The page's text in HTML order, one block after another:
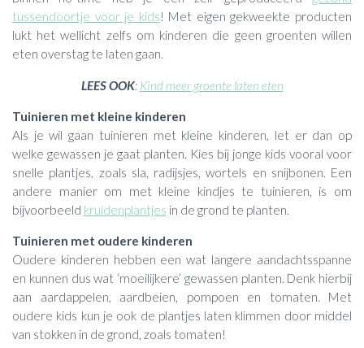
tussendoortje voor je kids! Met eigen gekweekte producten
lukt het wellicht zelfs om kinderen die geen groenten willen
eten overstag te laten gaan.
LEES OOK: Kind meer groente laten eten
Tuinieren met kleine kinderen
Als je wil gaan tuinieren met kleine kinderen, let er dan op
welke gewassen je gaat planten. Kies bij jonge kids vooral voor
snelle plantjes, zoals sla, radijsjes, wortels en snijbonen. Een
andere manier om met kleine kindjes te tuinieren, is om
bijvoorbeeld kruidenplantjes in de grond te planten.
Tuinieren met oudere kinderen
Oudere kinderen hebben een wat langere aandachtsspanne
en kunnen dus wat ‘moeilijkere’ gewassen planten. Denk hierbij
aan aardappelen, aardbeien, pompoen en tomaten. Met
oudere kids kun je ook de plantjes laten klimmen door middel
van stokken in de grond, zoals tomaten!